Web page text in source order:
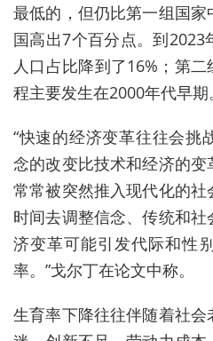
最低的，但仍比第一组国
国高出7个百分点。到
人口占比降到了16%；第
程主要发生在2000年代早期。
“快速的经济变革往往会挑
念的改变比技术和经济的
常常被突然推入现代化的
时间去调整信念、传统和
济变革可能引发代际和性
率。”戈尔丁在论文中称。
生育率下降往往伴随着社